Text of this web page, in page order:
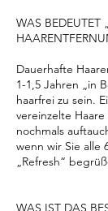
WAS BEDEUTET
Dauerhafte
1-1,5 Jahren „in
haarfrei zu sein.
vereinzelte
nochmals
wenn wir Sie alle
„Refresh“
WAS IST DAS